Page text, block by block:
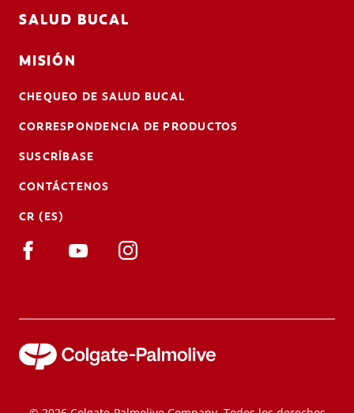
SALUD BUCAL
MISIÓN
CHEQUEO DE SALUD BUCAL
CORRESPONDENCIA DE PRODUCTOS
SUSCRÍBASE
CONTÁCTENOS
CR (ES)